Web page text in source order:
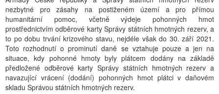
nezbytné pro zásahy na postiženém území a pro přímou
humanitární pomoc, včetně výdeje pohonných hmot
prostřednictvím odběrové karty Správy státních hmotných rezerv, a
to po dobu trvání krizového stavu, nejdéle však do 30. září 2021.
Toto rozhodnutí o prominutí daně se vztahuje pouze a jen na
situace, kdy pohonné hmoty byly plátcem dodány na základě
předložené odběrové karty Správy státních hmotných rezerv a
navazující vrácení (dodání) pohonných hmot plátci v daňovém
skladu Správou státních hmotných rezerv.